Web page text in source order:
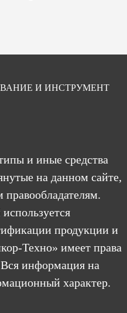
И ИНСТРУМЕНТ
и иные средства
на данном сайте,
продукции и
Техно» имеет права
информация на
характер.